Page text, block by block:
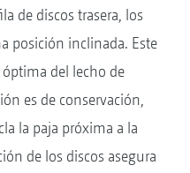
de discos trasera, los
posición inclinada. Este
del lecho de
es de conservación,
la paja próxima a la
de los discos asegura